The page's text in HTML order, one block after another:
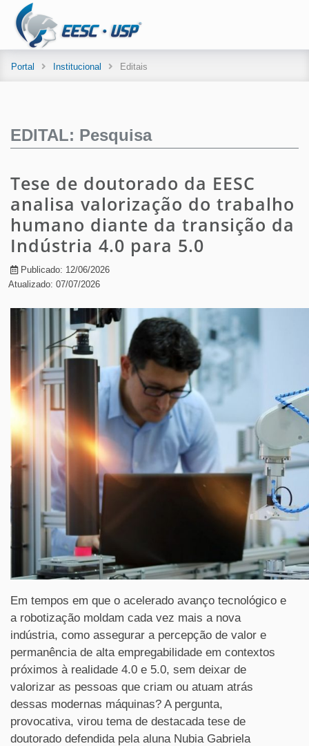
Portal Institucional Editais
EDITAL: Pesquisa
Tese de doutorado da EESC
analisa valorização do trabalho
humano diante da transição da
Indústria 4.0 para 5.0
Publicado: 12/06/2026
Atualizado: 07/07/2026
Em tempos em que o acelerado avanço tecnológico e
a robotização moldam cada vez mais a nova
indústria, como assegurar a percepção de valor e
permanência de alta empregabilidade em contextos
próximos à realidade 4.0 e 5.0, sem deixar de
valorizar as pessoas que criam ou atuam atrás
dessas modernas máquinas? A pergunta,
provocativa, virou tema de destacada tese de
doutorado defendida pela aluna Nubia Gabriela